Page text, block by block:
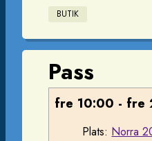
BUTIK
Pass
fre 10:00 - fre
Plats: Norra